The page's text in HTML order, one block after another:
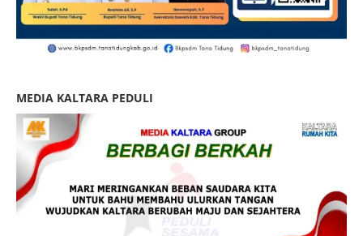
MEDIA KALTARA PEDULI